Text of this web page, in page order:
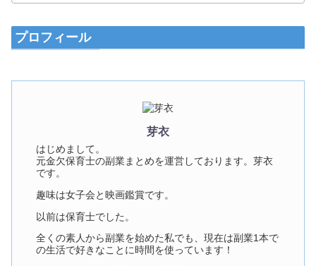
プロフィール
芽衣
はじめまして。
元金欠保育士の副業まとめを運営しております。芽衣
です。
趣味は女子会と映画鑑賞です。
以前は保育士でした。
全くの素人から副業を始めた私でも、現在は副業1本で
の生活で好きなことに時間を使っています！